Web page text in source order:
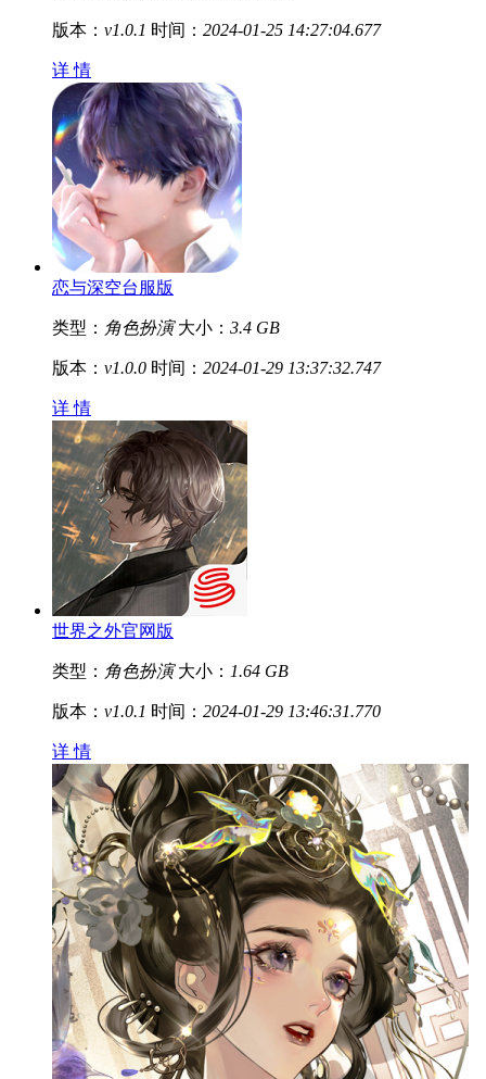
版本： v1.0.1 时间： 2024-01-25 14:27:04.677
详 情
恋与深空台服版
类型： 角色扮演 大小： 3.4 GB
版本： v1.0.0 时间： 2024-01-29 13:37:32.747
详 情
世界之外官网版
类型： 角色扮演 大小： 1.64 GB
版本： v1.0.1 时间： 2024-01-29 13:46:31.770
详 情